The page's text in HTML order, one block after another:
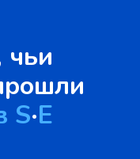
чьи
S·E